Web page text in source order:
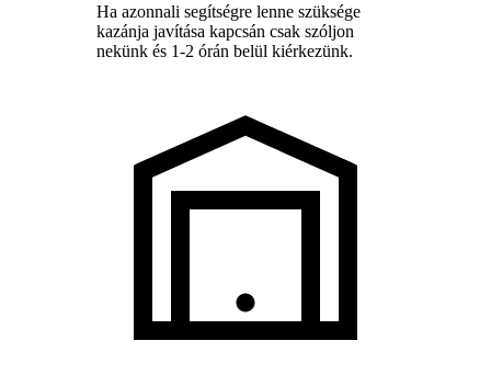
Ha azonnali segítségre lenne szüksége
kazánja javítása kapcsán csak szóljon
nekünk és 1-2 órán belül kiérkezünk.